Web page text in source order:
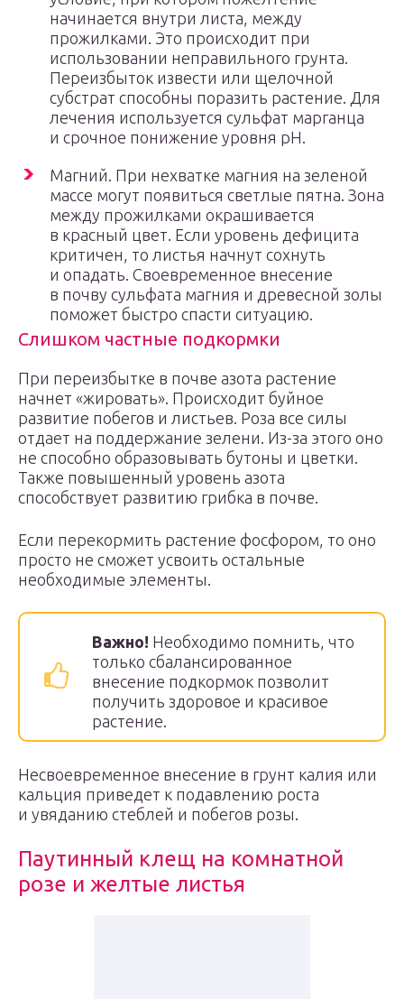
начинается внутри листа, между
прожилками. Это происходит при
использовании неправильного грунта.
Переизбыток извести или щелочной
субстрат способны поразить растение. Для
лечения используется сульфат марганца
и срочное понижение уровня рН.
Магний. При нехватке магния на зеленой
массе могут появиться светлые пятна. Зона
между прожилками окрашивается
в красный цвет. Если уровень дефицита
критичен, то листья начнут сохнуть
и опадать. Своевременное внесение
в почву сульфата магния и древесной золы
поможет быстро спасти ситуацию.
Слишком частные подкормки
При переизбытке в почве азота растение
начнет «жировать». Происходит буйное
развитие побегов и листьев. Роза все силы
отдает на поддержание зелени. Из-за этого оно
не способно образовывать бутоны и цветки.
Также повышенный уровень азота
способствует развитию грибка в почве.
Если перекормить растение фосфором, то оно
просто не сможет усвоить остальные
необходимые элементы.
Важно! Необходимо помнить, что
только сбалансированное
внесение подкормок позволит
получить здоровое и красивое
растение.
Несвоевременное внесение в грунт калия или
кальция приведет к подавлению роста
и увяданию стеблей и побегов розы.
Паутинный клещ на комнатной
розе и желтые листья